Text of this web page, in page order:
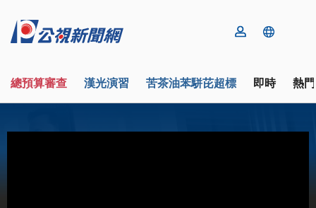
總預算審查 漢光演習 苦茶油苯駢芘超標 即時 熱